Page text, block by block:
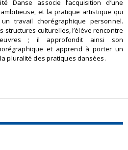
Danse associe l’acquisition d’une
et la pratique artistique qui
travail chorégraphique personnel.
structures culturelles, l’élève rencontre
; il approfondit ainsi son
et apprend à porter un
pluralité des pratiques dansées.